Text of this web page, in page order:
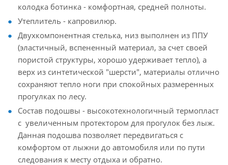
колодка ботинка - комфортная, средней полноты.
Утеплитель - капровилюр.
Двухкомпонентная стелька, низ выполнен из ППУ
(эластичный, вспененный материал, за счет своей
пористой структуры, хорошо удерживает тепло), а
верх из синтетической "шерсти", материалы отлично
сохраняют тепло ноги при спокойных размеренных
прогулках по лесу.
Состав подошвы - высокотехнологичный термопласт
с увеличенным протектором для прогулок без лыж.
Данная подошва позволяет передвигаться с
комфортом от лыжни до автомобиля или по пути
следования к месту отдыха и обратно.